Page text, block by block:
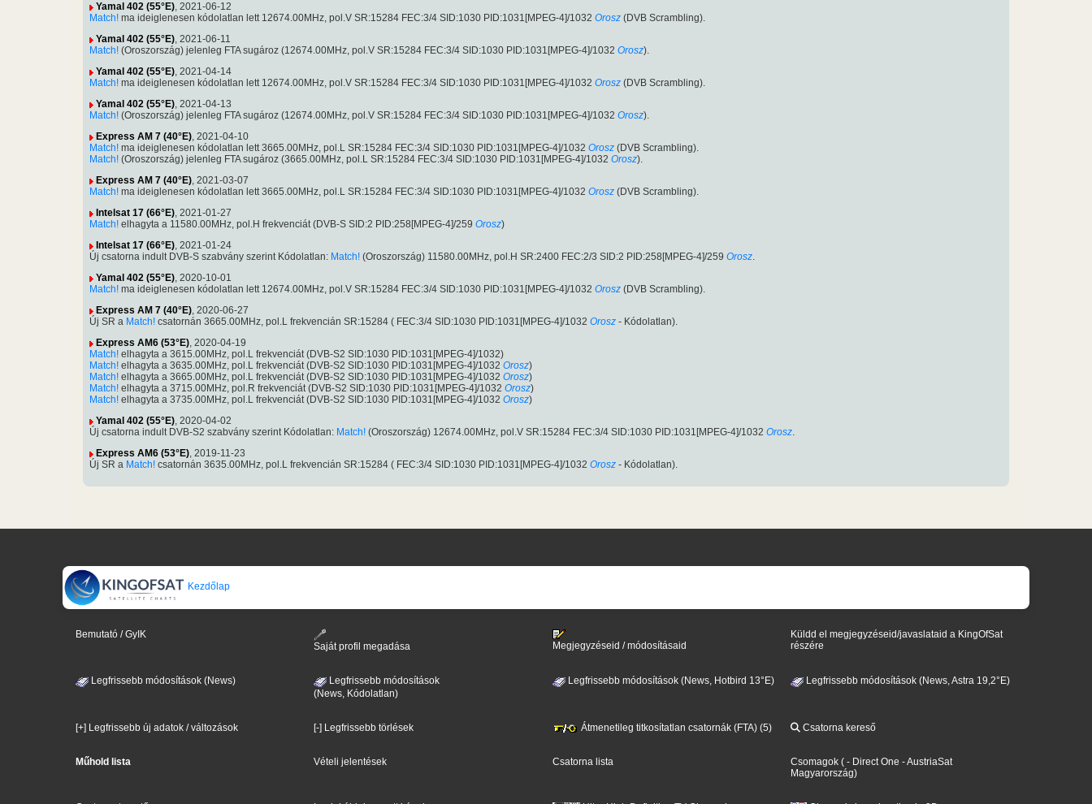
Yamal 402 (55°E), 2021-06-12
Match! ma ideiglenesen kódolatlan lett 12674.00MHz, pol.V SR:15284 FEC:3/4 SID:1030 PID:1031[MPEG-4]/1032 Orosz (DVB Scrambling).
Yamal 402 (55°E), 2021-06-11
Match! (Oroszország) jelenleg FTA sugároz (12674.00MHz, pol.V SR:15284 FEC:3/4 SID:1030 PID:1031[MPEG-4]/1032 Orosz).
Yamal 402 (55°E), 2021-04-14
Match! ma ideiglenesen kódolatlan lett 12674.00MHz, pol.V SR:15284 FEC:3/4 SID:1030 PID:1031[MPEG-4]/1032 Orosz (DVB Scrambling).
Yamal 402 (55°E), 2021-04-13
Match! (Oroszország) jelenleg FTA sugároz (12674.00MHz, pol.V SR:15284 FEC:3/4 SID:1030 PID:1031[MPEG-4]/1032 Orosz).
Express AM 7 (40°E), 2021-04-10
Match! ma ideiglenesen kódolatlan lett 3665.00MHz, pol.L SR:15284 FEC:3/4 SID:1030 PID:1031[MPEG-4]/1032 Orosz (DVB Scrambling).
Match! (Oroszország) jelenleg FTA sugároz (3665.00MHz, pol.L SR:15284 FEC:3/4 SID:1030 PID:1031[MPEG-4]/1032 Orosz).
Express AM 7 (40°E), 2021-03-07
Match! ma ideiglenesen kódolatlan lett 3665.00MHz, pol.L SR:15284 FEC:3/4 SID:1030 PID:1031[MPEG-4]/1032 Orosz (DVB Scrambling).
Intelsat 17 (66°E), 2021-01-27
Match! elhagyta a 11580.00MHz, pol.H frekvenciát (DVB-S SID:2 PID:258[MPEG-4]/259 Orosz)
Intelsat 17 (66°E), 2021-01-24
Új csatorna indult DVB-S szabvány szerint Kódolatlan: Match! (Oroszország) 11580.00MHz, pol.H SR:2400 FEC:2/3 SID:2 PID:258[MPEG-4]/259 Orosz.
Yamal 402 (55°E), 2020-10-01
Match! ma ideiglenesen kódolatlan lett 12674.00MHz, pol.V SR:15284 FEC:3/4 SID:1030 PID:1031[MPEG-4]/1032 Orosz (DVB Scrambling).
Express AM 7 (40°E), 2020-06-27
Új SR a Match! csatornán 3665.00MHz, pol.L frekvencián SR:15284 ( FEC:3/4 SID:1030 PID:1031[MPEG-4]/1032 Orosz - Kódolatlan).
Express AM6 (53°E), 2020-04-19
Match! elhagyta a 3615.00MHz, pol.L frekvenciát (DVB-S2 SID:1030 PID:1031[MPEG-4]/1032)
Match! elhagyta a 3635.00MHz, pol.L frekvenciát (DVB-S2 SID:1030 PID:1031[MPEG-4]/1032 Orosz)
Match! elhagyta a 3665.00MHz, pol.L frekvenciát (DVB-S2 SID:1030 PID:1031[MPEG-4]/1032 Orosz)
Match! elhagyta a 3715.00MHz, pol.R frekvenciát (DVB-S2 SID:1030 PID:1031[MPEG-4]/1032 Orosz)
Match! elhagyta a 3735.00MHz, pol.L frekvenciát (DVB-S2 SID:1030 PID:1031[MPEG-4]/1032 Orosz)
Yamal 402 (55°E), 2020-04-02
Új csatorna indult DVB-S2 szabvány szerint Kódolatlan: Match! (Oroszország) 12674.00MHz, pol.V SR:15284 FEC:3/4 SID:1030 PID:1031[MPEG-4]/1032 Orosz.
Express AM6 (53°E), 2019-11-23
Új SR a Match! csatornán 3635.00MHz, pol.L frekvencián SR:15284 ( FEC:3/4 SID:1030 PID:1031[MPEG-4]/1032 Orosz - Kódolatlan).
Kezdőlap
Bemutató / GyIK
Saját profil megadása
Megjegyzéseid / módosításaid
Küldd el megjegyzéseid/javaslataid a KingOfSat
részére
Legfrissebb módosítások (News)
Legfrissebb módosítások
(News, Kódolatlan)
Legfrissebb módosítások (News, Hotbird 13°E) Legfrissebb módosítások (News, Astra 19,2°E)
[+] Legfrissebb új adatok / változások [-] Legfrissebb törlések Átmenetileg titkosítatlan csatornák (FTA) (5) Csatorna kereső
Műhold lista Vételi jelentések Csatorna lista Csomagok (- Direct One - AustriaSat
Magyarország)